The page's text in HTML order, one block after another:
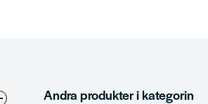
Andra produkter i kategorin